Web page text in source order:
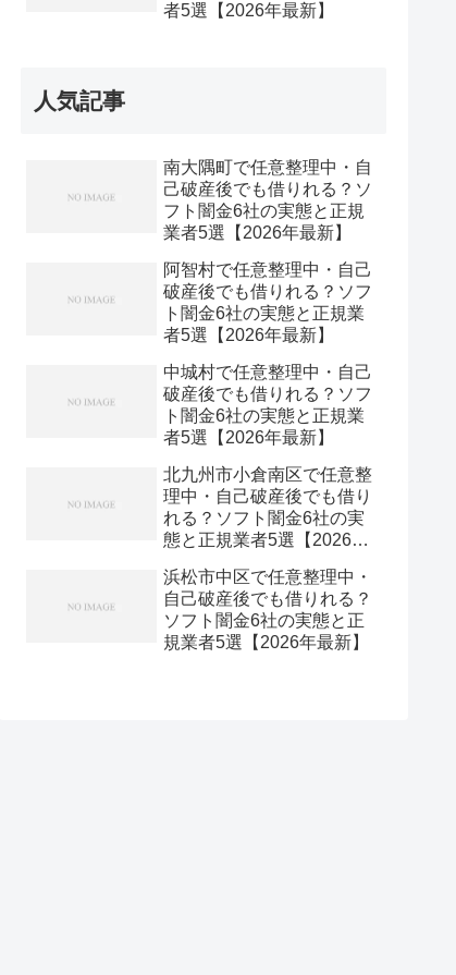
者5選【2026年最新】
人気記事
南大隅町で任意整理中・自
己破産後でも借りれる？ソ
フト闇金6社の実態と正規
業者5選【2026年最新】
阿智村で任意整理中・自己
破産後でも借りれる？ソフ
ト闇金6社の実態と正規業
者5選【2026年最新】
中城村で任意整理中・自己
破産後でも借りれる？ソフ
ト闇金6社の実態と正規業
者5選【2026年最新】
北九州市小倉南区で任意整
理中・自己破産後でも借り
れる？ソフト闇金6社の実
態と正規業者5選【2026年
浜松市中区で任意整理中・
自己破産後でも借りれる？
ソフト闇金6社の実態と正
規業者5選【2026年最新】